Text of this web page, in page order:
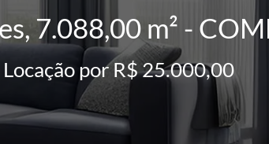
7.088,00 m² -
por R$ 25.000,00